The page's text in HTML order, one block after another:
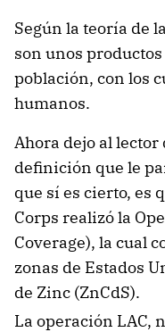
Según la teoría de
son unos
población, con los
humanos.
Ahora dejo al lector
definición que le
que sí es cierto, es
Corps realizó la
Coverage), la cual
zonas de Estados
de Zinc (ZnCdS).
La operación LAC,